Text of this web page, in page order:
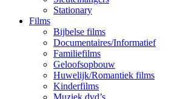
Stationary
Films
Bijbelse films
Documentaires/Informatief
Familiefilms
Geloofsopbouw
Huwelijk/Romantiek films
Kinderfilms
Muziek dvd’s